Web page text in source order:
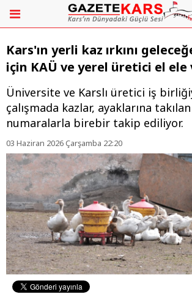
Kars'ın yerli kaz ırkını
için KAÜ ve yerel üretici el ele
Üniversite ve Karslı üretici iş
çalışmada kazlar, ayaklarına
numaralarla birebir takip ediliyor.
03 Haziran 2026 Çarşamba 22:20